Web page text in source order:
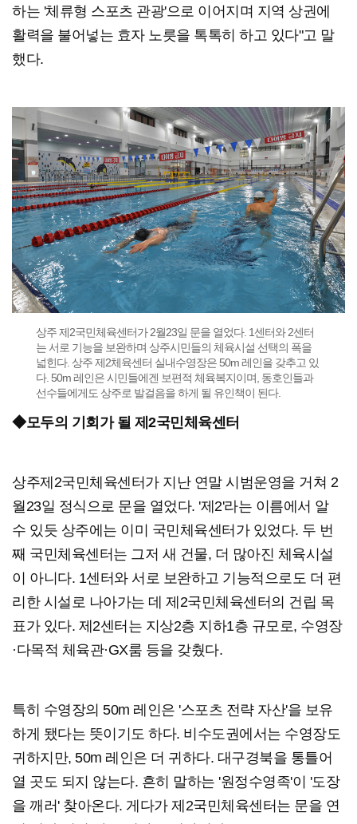
하는 '체류형 스포츠 관광'으로 이어지며 지역 상권에
활력을 불어넣는 효자 노릇을 톡톡히 하고 있다"고 말
했다.
상주 제2국민체육센터가 2월23일 문을 열었다. 1센터와 2센터
는 서로 기능을 보완하며 상주시민들의 체육시설 선택의 폭을
넓힌다. 상주 제2체육센터 실내수영장은 50m 레인을 갖추고 있
다. 50m 레인은 시민들에겐 보편적 체육복지이며, 동호인들과
선수들에게도 상주로 발걸음을 하게 될 유인책이 된다.
◆모두의 기회가 될 제2국민체육센터
상주제2국민체육센터가 지난 연말 시범운영을 거쳐 2
월23일 정식으로 문을 열었다. '제2'라는 이름에서 알
수 있듯 상주에는 이미 국민체육센터가 있었다. 두 번
째 국민체육센터는 그저 새 건물, 더 많아진 체육시설
이 아니다. 1센터와 서로 보완하고 기능적으로도 더 편
리한 시설로 나아가는 데 제2국민체육센터의 건립 목
표가 있다. 제2센터는 지상2층 지하1층 규모로, 수영장
·다목적 체육관·GX룸 등을 갖췄다.
특히 수영장의 50m 레인은 '스포츠 전략 자산'을 보유
하게 됐다는 뜻이기도 하다. 비수도권에서는 수영장도
귀하지만, 50m 레인은 더 귀하다. 대구경북을 통틀어
열 곳도 되지 않는다. 흔히 말하는 '원정수영족'이 '도장
을 깨러' 찾아온다. 게다가 제2국민체육센터는 문을 연